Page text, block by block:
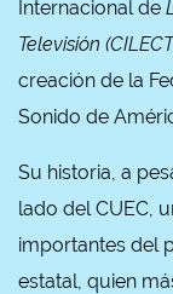
Internacional de
Televisión
creación de la
Sonido de
Su historia, a
lado del CUEC,
importantes del
estatal, quien